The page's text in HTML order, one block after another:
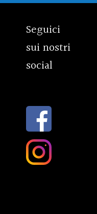
Seguici
sui nostri
social